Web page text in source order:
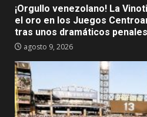
¡Orgullo venezolano! La
el oro en los Juegos
tras unos dramáticos penales
agosto 9, 2026